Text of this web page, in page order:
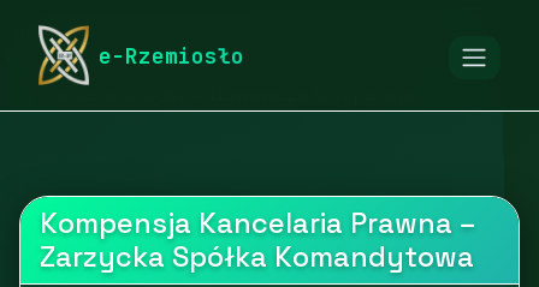
e-Rzemiosło
rymarstwo-poznan.pl
Finanse, księgowość i ubezpieczenia
Kompensja Kancelaria Prawna –
Zarzycka Spółka Komandytowa